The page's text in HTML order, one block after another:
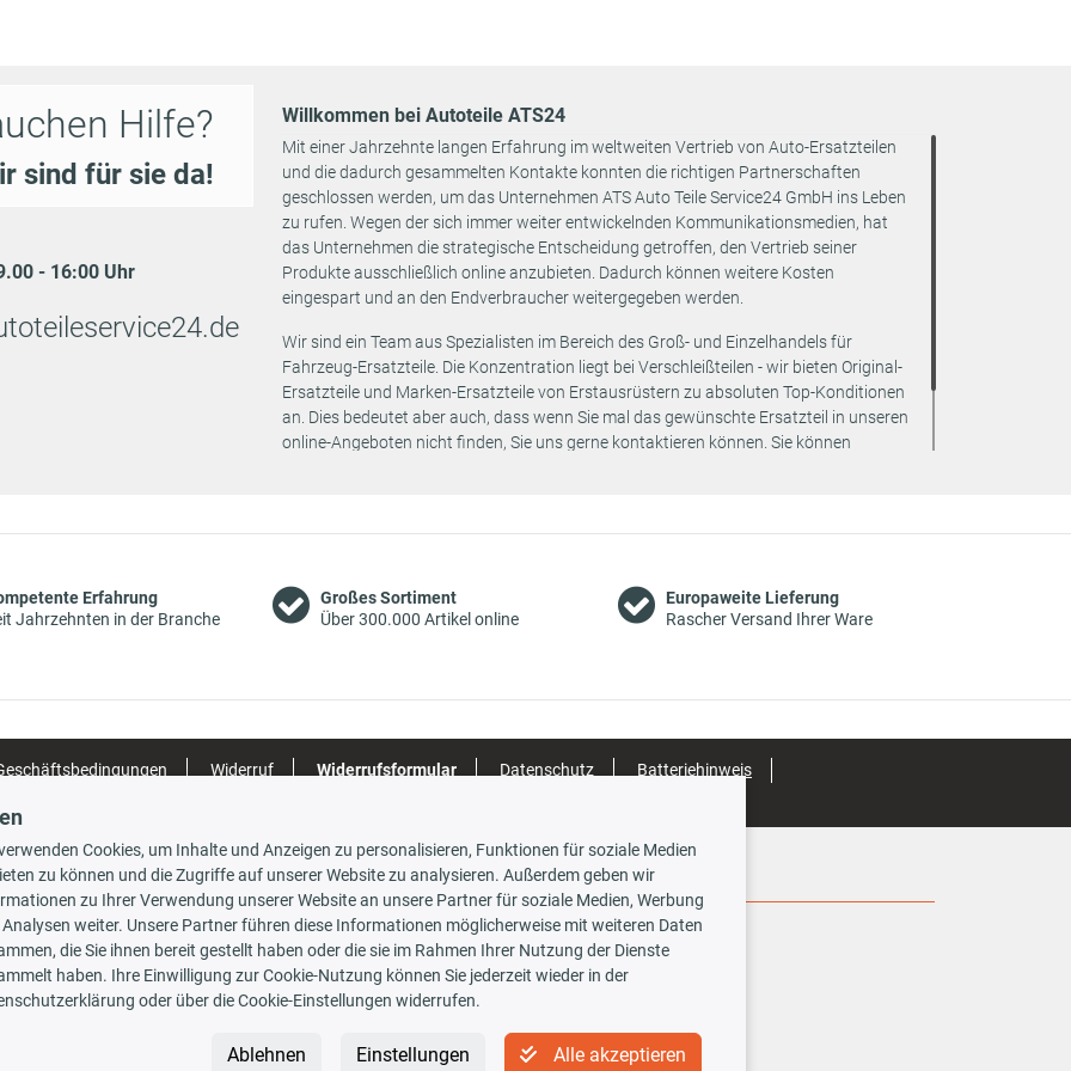
110 PS 2198 ccm
07/2011 -
3001 APH
Einbauposition:
Vorderachse
Baujahr bis:
12/2016
04/2006 -
12/2016
3001 ANT
3001 AEV
3001 AEF
Bremssystem:
Brembo
Baujahr ab:
Nutzlast: für
erhöhte Nutzlast
Vorderachse
Nutzlast [kg]: 1600
Baujahr bis:
130 PS 2198 ccm 07/2011 - 3001 API
Einbauposition:
Vorderachse
Brembo
Nutzlast: für
Baujahr bis:
12/2016
Nutzlast [kg]: 1600
3001 AJJ
Bremssystem:
Brembo
Nutzlast: für
erhöhte Nutzlast
Vorderachse
Baujahr ab:
Hilfe?
sind für sie da!
- 16:00 Uhr
Willkommen bei Autoteile ATS24
Mit einer Jahrzehnte langen Erfahrung im weltweiten Vertrieb von Auto-Ersatzteilen
und die dadurch gesammelten Kontakte konnten die richtigen Partnerschaften
geschlossen werden, um das Unternehmen ATS Auto Teile Service24 GmbH ins Leben
zu rufen. Wegen der sich immer weiter entwickelnden Kommunikationsmedien, hat
das Unternehmen die strategische Entscheidung getroffen, den Vertrieb seiner
Produkte ausschließlich online anzubieten. Dadurch können weitere Kosten
eingespart und an den Endverbraucher weitergegeben werden.
Wir sind ein Team aus Spezialisten im Bereich des Groß- und Einzelhandels für
Fahrzeug-Ersatzteile. Die Konzentration liegt bei Verschleißteilen - wir bieten Original-
Ersatzteile und Marken-Ersatzteile von Erstausrüstern zu absoluten Top-Konditionen
an. Dies bedeutet aber auch, dass wenn Sie mal das gewünschte Ersatzteil in unseren
online-Angeboten nicht finden, Sie uns gerne kontaktieren können. Sie können
Erfahrung
Jahrzehnten in der Branche
Großes Sortiment
Über 300.000 Artikel online
Europaweite Lieferung
Rascher Versand Ihrer Ware
Widerruf Widerrufsformular Datenschutz
Batteriehinweis
Versandarten Social Media
Newsletter
Cookies, um Inhalte und Anzeigen zu personalisieren, Funktionen für soziale Medien
zu können und die Zugriffe auf unserer Website zu analysieren. Außerdem geben wir
zu Ihrer Verwendung unserer Website an unsere Partner für soziale Medien, Werbung
weiter. Unsere Partner führen diese Informationen möglicherweise mit weiteren Daten
die Sie ihnen bereit gestellt haben oder die sie im Rahmen Ihrer Nutzung der Dienste
haben. Ihre Einwilligung zur Cookie-Nutzung können Sie jederzeit wieder in der
oder über die Cookie-Einstellungen widerrufen.
Alle akzeptieren
Einstellungen
Ablehnen